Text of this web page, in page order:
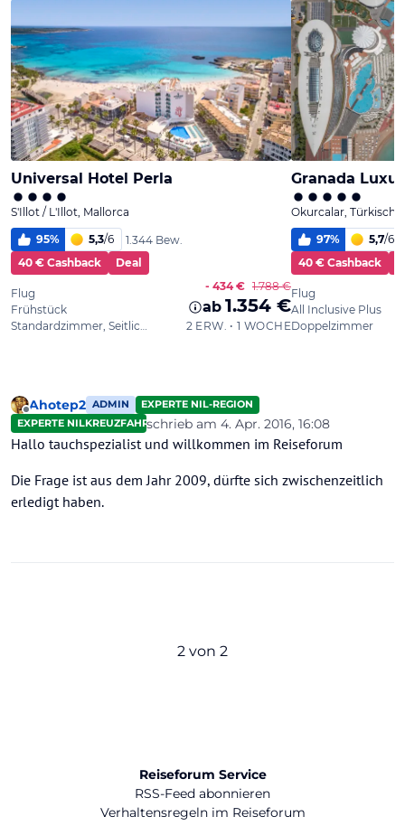
Offline
Ahotep2 ADMIN
EXPERTE NIL-REGION
EXPERTE NILKREUZFAHRTENschrieb am 4. Apr. 2016, 16:08
zuletzt editiert von
Hallo tauchspezialist und willkommen im Reiseforum
Die Frage ist aus dem Jahr 2009, dürfte sich zwischenzeitlich
erledigt haben.
2 von 2
Reiseforum Service
RSS-Feed abonnieren
Verhaltensregeln im Reiseforum